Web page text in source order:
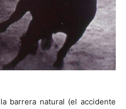
barrera natural (el accidente